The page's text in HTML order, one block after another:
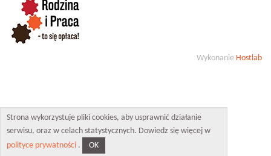
Wykonanie Hostlab
Strona wykorzystuje pliki cookies, aby usprawnić działanie
serwisu, oraz w celach statystycznych. Dowiedz się więcej w
polityce prywatności . OK